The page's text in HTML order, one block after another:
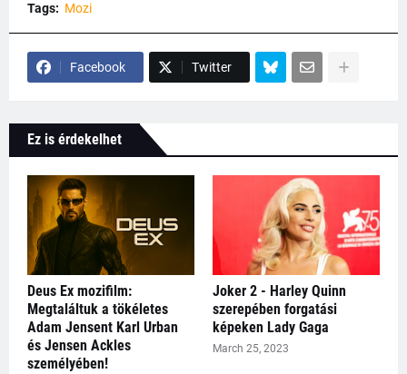
Tags: Mozi
Facebook Twitter
Ez is érdekelhet
Deus Ex mozifilm:
Megtaláltuk a tökéletes
Adam Jensent Karl Urban
és Jensen Ackles
személyében!
Joker 2 - Harley Quinn
szerepében forgatási
képeken Lady Gaga
March 25, 2023